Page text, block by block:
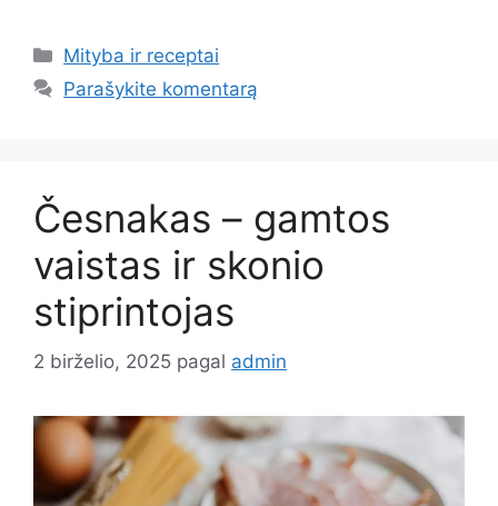
Kategorijos
Mityba ir receptai
Parašykite komentarą
Česnakas – gamtos
vaistas ir skonio
stiprintojas
2 birželio, 2025 pagal admin